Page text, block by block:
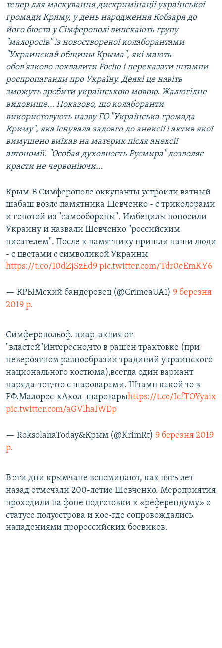
тепер для маскування дискримінації української
громади Криму, у день народження Кобзаря до
його бюста у Сімферополі випскають групу
"малоросів" із новоствореної колаборантами
"Украинскай общины Крыма", які мають
обов'язково похвалити Росію і переказати штампи
роспропаганди про Україну. Деякі це навіть
зможуть зробити українською мовою. Жалюгідне
видовище... Показово, що колаборанти
використовують назву ГО "Українська громада
Криму", яка існувала задовго до анексії і актив якої
вимушено виїхав на материк після анексії
автономії. "Особая духовность Русмира" дозволяє
красти не червоніючи…
Крым.В Симферополе оккупанты устроили ватный
шабаш возле памятника Шевченко - с триколорами
и гопотой из "самообороны". Имбецилы поносили
Украину и назвали Шевченко "российским
писателем". После к памятнику пришли наши люди
- с цветами с символикой Украины
https://t.co/10dZjSzEd9 pic.twitter.com/Tdr0eEmKY6
— КРЫМский бандеровец (@CrimeaUA1) 9 березня
2019 р.
Симферопольоф. пиар-акция от
"властей"Интересно,что в рашен трактовке (при
невероятном разнообразии традиций украинского
национального костюма),всегда один вариант
наряда-тот,что с шароварами. Штамп какой то в
РФ.Малорос-хАхол_шароварыhttps://t.co/IcfTOYyaix
pic.twitter.com/aGVlhaIWDp
— RoksolanaToday&Крым (@KrimRt) 9 березня 2019
р.
В эти дни крымчане вспоминают, как пять лет
назад отмечали 200-летие Шевченко. Мероприятия
проходили на фоне подготовки к «референдуму» о
статусе полуострова и кое-где сопровождались
нападениями пророссийских боевиков.